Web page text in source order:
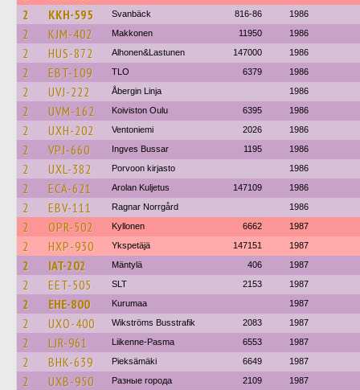
2 KKH-595 Svanbäck 816-86 1986
2 KJM-402 Makkonen 11950 1986
2 HUS-872 Alhonen&Lastunen 147000 1986
2 EBT-109 TLO 6379 1986
2 UVJ-222 Åbergin Linja 1986
2 UVM-162 Koiviston Oulu 6395 1986
2 UXH-202 Ventoniemi 2026 1986
2 VPJ-660 Ingves Bussar 1195 1986
2 UXL-382 Porvoon kirjasto 1986
2 ECA-621 Arolan Kuljetus 147109 1986
2 EBV-111 Ragnar Norrgård 1986
2 OPR-502 Kyllonen 6662 1987
2 HXP-930 Ykspetäjä 147151 1987
2 IAT-202 Mäntylä 406 1987
2 EET-505 SLT 2153 1987
2 EHE-800 Kurumaa 1987
2 UXO-400 Wikströms Busstrafik 2083 1987
2 LJR-961 Liikenne-Pasma 6553 1987
2 BHK-639 Pieksämäki 6649 1987
2 UXB-950 Разные города 2109 1987